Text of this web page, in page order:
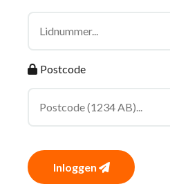
Postcode
Inloggen